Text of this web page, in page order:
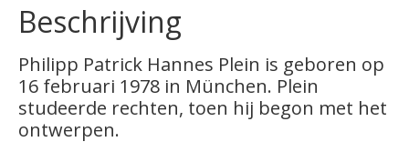
Beschrijving
Philipp Patrick Hannes Plein is geboren op
16 februari 1978 in München. Plein
studeerde rechten, toen hij begon met het
ontwerpen.